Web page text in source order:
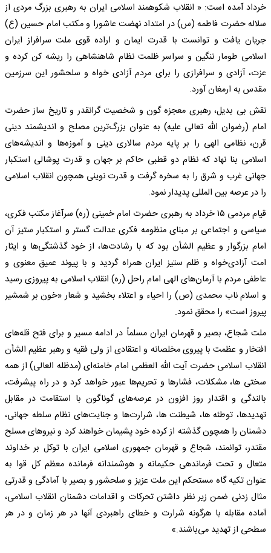
خرداد آمده است: « انقلاب شکوهمند اسلامی ایران به رهبری بزرگ مردی از
سلاله حضرت فاطمه (س) در امتداد نهضت عاشورا و مکتب امام حسین (ع)
جریان یافت و توانست با قدرت ایمان و اراده قوی ملت سرافراز ایران
اسلامی طومار ننگین و سراسر ظلمت نظام شاهنشاهی را ریشه کن کرده و
عزت، آزادی و سرافرازی را برای مردم آزادی خواه و سلحشور این سرزمین
مقدس به ارمغان آورد.
نقش بی بدیل، رهبری معجزه گون و شخصیت گرانقدر و تاریخ ساز حضرت
امام (رضوان الله تعالی علیه) به عنوان بزرگ‌ترین مصلح و اندیشمند دینی
قرن، نظامی الهی را بر پایه مردم سالاری دینی و آموزه‌ها و اندیشه‌های
اسلامی بنا نهاد که نظام دو قطبی حاکم بر جهان و قدرت پوشالی استکبار
جهانی غرب و شرق را به سخره گرفت و قدرت نوینی همچون انقلاب اسلامی
را در عرصه بین المللی پدیدار نمود.
قیام مردمی ۱۵ خرداد به رهبری حضرت امام خمینی (ره) سرآغاز مکتب فکری،
سیاسی و اجتماعی بر مبنای منظومه فکری عدالت گستر و استکبار ستیز آن
امام بزرگوار و عظیم الشأن بود که با رشادت‌ها، از خود گذشتگی‌ها و ایثار
امت آزادی‌خواه و ظلم ستیز ایران همراه گردید و با پیوند عمیق معنوی و
عاطفی مردم با آرمان‌های الهی امام راحل (ره) انقلاب اسلامی به پیروزی رسید
و اسلام ناب محمدی (ص) را احیاء و اعتلاء بخشید و شعار «خون بر شمشیر
پیروز است» را محقق نمود.
ملت شجاع، بصیر و قهرمان ایران مسلماً در ادامه مسیر و برای فتح قله‌های
افتخار و عظمت با پیروی مخلصانه و اعتقادی از ولی فقیه و رهبر عظیم الشأن
انقلاب اسلامی حضرت آیت الله العظمی امام خامنه‌ای (مدظله العالی) از همه
سختی ها، مشکلات، فشارها و تحریم‌ها عبور خواهد کرد و در راه پیشرفت،
بالندگی و اقتدار روز افزون در عرصه‌های گوناگون با استقامت در مقابل
تهدیدها، توطئه ها، شیطنت ها، شرارت‌ها و جنایت‌های نظام سلطه جهانی،
دشمنان را همچون گذشته از کرده خود پشیمان خواهند کرد و نیروهای مسلح
مقتدر، توانمند، شجاع و قهرمان جمهوری اسلامی ایران با توکل بر خداوند
متعال و تحت فرماندهی حکیمانه و هوشمندانه فرمانده معظم کل قوا به
عنوان تکیه گاه مستحکم این ملت عزیز و سلحشور و بصیر با آمادگی و قدرتی
مثال زدنی ضمن زیر نظر داشتن تحرکات و اقدامات دشمنان انقلاب اسلامی،
آماده مقابله با هرگونه شرارت و خطای راهبردی آنها در هر زمان و در هر
سطحی از تهدید می‌باشند.»